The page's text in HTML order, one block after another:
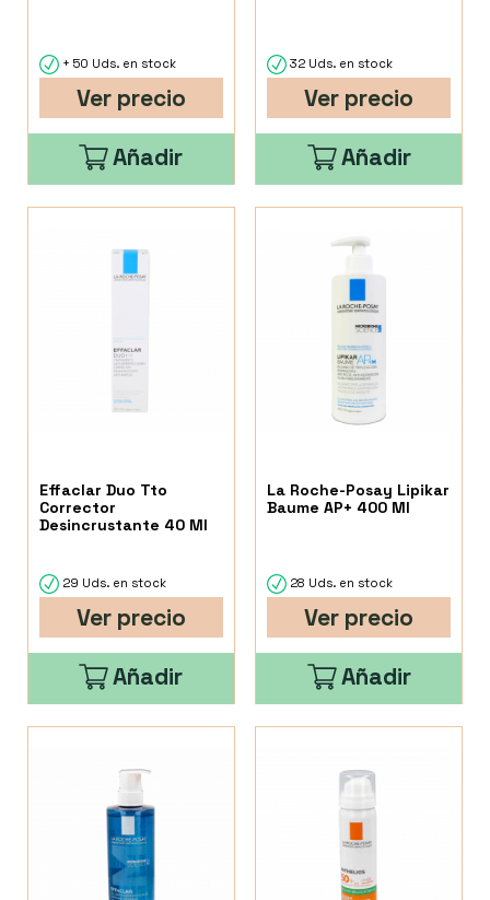
+ 50 Uds. en stock
Ver precio
Añadir
32 Uds. en stock
Ver precio
Añadir
Effaclar Duo Tto
Corrector
Desincrustante 40 Ml
29 Uds. en stock
Ver precio
Añadir
La Roche-Posay Lipikar
Baume AP+ 400 Ml
28 Uds. en stock
Ver precio
Añadir